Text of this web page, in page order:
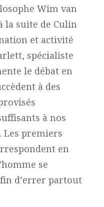
Wim van
la suite de Culin
et activité
spécialiste
le débat en
à des
à nos
Les premiers
en
se
d’errer partout